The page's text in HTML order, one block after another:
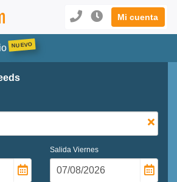
Mi cuenta
Salida Viernes